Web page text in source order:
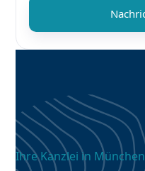
Ihre Kanzlei in München